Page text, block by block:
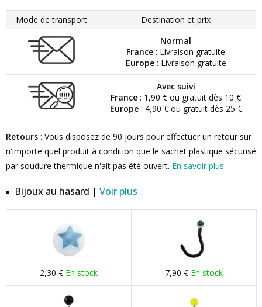
Mode de transport
Destination et prix
Normal
France : Livraison gratuite
Europe: Livraison gratuite
Avec suivi
France : 1,90 € ou gratuit dès 10 €
Europe: 4,90 € ou gratuit dès 25 €
Retours : Vous disposez de 90 jours pour effectuer un retour sur
n'importe quel produit à condition que le sachet plastique sécurisé
par soudure thermique n'ait pas été ouvert. En savoir plus
Bijoux au hasard | Voir plus
2,30 € En stock 7,90 € En stock